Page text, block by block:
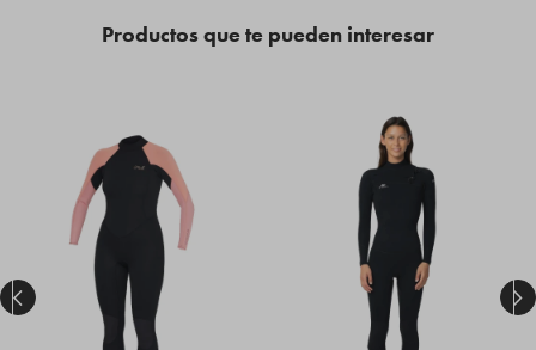
Productos que te pueden interesar
 